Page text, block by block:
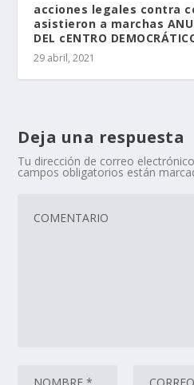
acciones legales contra
asistieron a marchas
DEL cENTRO
29 abril, 2021
Deja una respuesta
Tu dirección de correo
campos obligatorios están